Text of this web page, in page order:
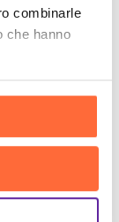
combinarle
che hanno